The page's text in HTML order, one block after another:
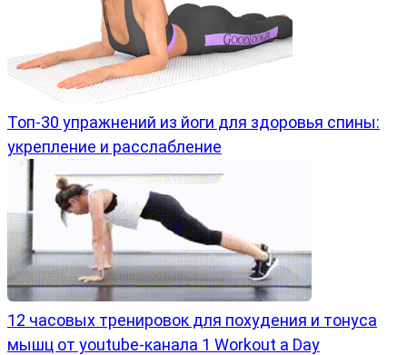
Топ-30 упражнений из йоги для здоровья спины:
укрепление и расслабление
12 часовых тренировок для похудения и тонуса
мышц от youtube-канала 1 Workout a Day